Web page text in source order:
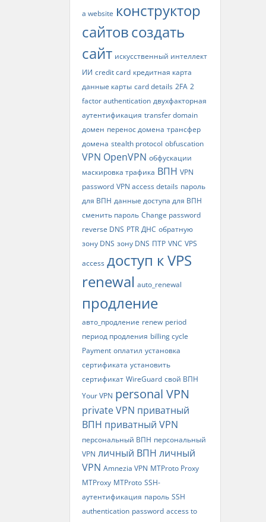
a website конструктор
сайтовсоздать
сайт искусственный интеллект
ИИ credit card кредитная карта
данные карты card details 2FA 2
factor authentication двухфакторная
аутентификация transfer domain
домен перенос домена трансфер
домена stealth protocol obfuscation
VPN OpenVPN обфускации
маскировка трафика ВПН VPN
password VPN access details пароль
для ВПН данные доступа для ВПН
сменить пароль Change password
reverse DNS PTR ДНС обратную
зону DNS зону DNS ПТР VNC VPS
access доступ к VPS
renewal auto_renewal
продление
авто_продление renew period
период продления billing cycle
Payment оплатил установка
сертификата установить
сертификат WireGuard свой ВПН
Your VPN personal VPN
private VPN приватный
ВПН приватный VPN
персональный ВПН персональный
VPN личный ВПН личный
VPN Amnezia VPN MTProto Proxy
MTProxy MTProto SSH-
аутентификация пароль SSH
authentication password access to